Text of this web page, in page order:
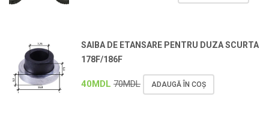
SAIBA DE ETANSARE PENTRU DUZA SCURTA
178F/186F
40MDL 70MDL ADAUGĂ ÎN COȘ